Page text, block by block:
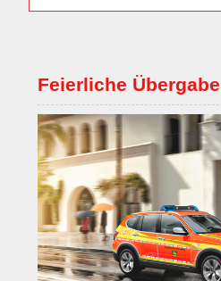
Feierliche